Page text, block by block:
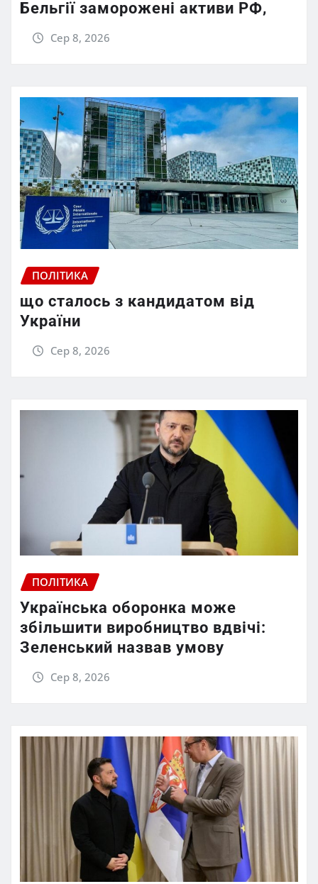
Бельгії заморожені активи РФ,
Сер 8, 2026
ПОЛІТИКА
що сталось з кандидатом від
України
Сер 8, 2026
ПОЛІТИКА
Українська оборонка може
збільшити виробництво вдвічі:
Зеленський назвав умову
Сер 8, 2026